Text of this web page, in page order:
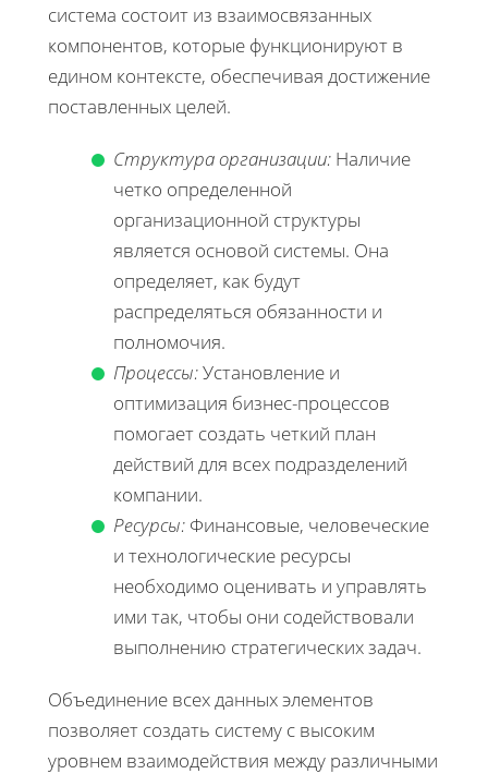
система состоит из взаимосвязанных
компонентов, которые функционируют в
едином контексте, обеспечивая достижение
поставленных целей.
Структура организации: Наличие
четко определенной
организационной структуры
является основой системы. Она
определяет, как будут
распределяться обязанности и
полномочия.
Процессы:Установление и
оптимизация бизнес-процессов
помогает создать четкий план
действий для всех подразделений
компании.
Ресурсы: Финансовые, человеческие
и технологические ресурсы
необходимо оценивать и управлять
ими так, чтобы они содействовали
выполнению стратегических задач.
Объединение всех данных элементов
позволяет создать систему с высоким
уровнем взаимодействия между различными